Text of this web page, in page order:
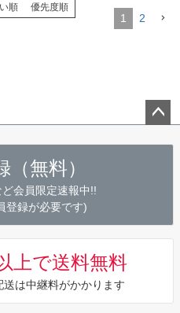
順 優先度順
1 2
（無料）
会員限定速報中!!
登録が必要です)
上で送料無料
は中継料がかかります